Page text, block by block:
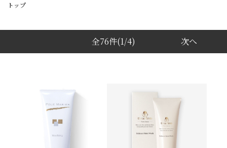
トップ
全76件(1/4) 次へ